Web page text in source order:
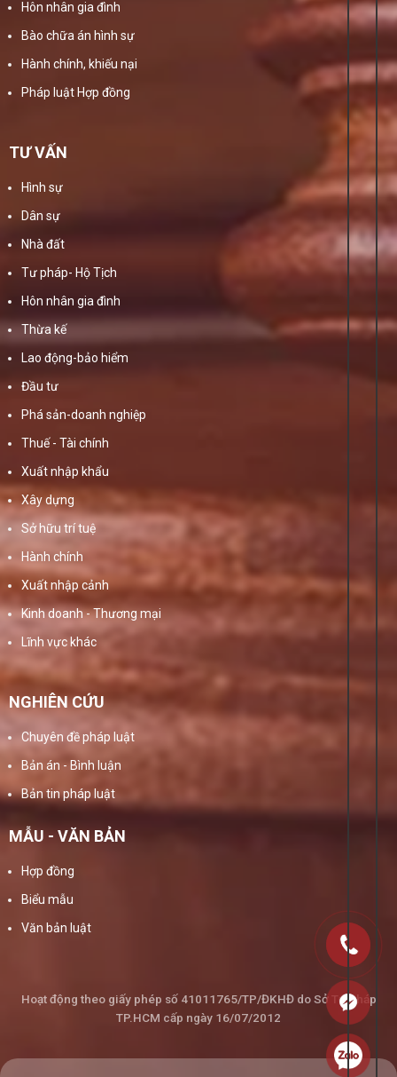
Hôn nhân gia đình
Bào chữa án hình sự
Hành chính, khiếu nại
Pháp luật Hợp đồng
TƯ VẤN
Hình sự
Dân sự
Nhà đất
Tư pháp- Hộ Tịch
Hôn nhân gia đình
Thừa kế
Lao động-bảo hiểm
Đầu tư
Phá sản-doanh nghiệp
Thuế - Tài chính
Xuất nhập khẩu
Xây dựng
Sở hữu trí tuệ
Hành chính
Xuất nhập cảnh
Kinh doanh - Thương mại
Lĩnh vực khác
NGHIÊN CỨU
Chuyên đề pháp luật
Bản án - Bình luận
Bản tin pháp luật
MẪU - VĂN BẢN
Hợp đồng
Biểu mẫu
Văn bản luật
Hoạt động theo giấy phép số 41011765/TP/ĐKHĐ do Sở Tư Pháp
TP.HCM cấp ngày 16/07/2012